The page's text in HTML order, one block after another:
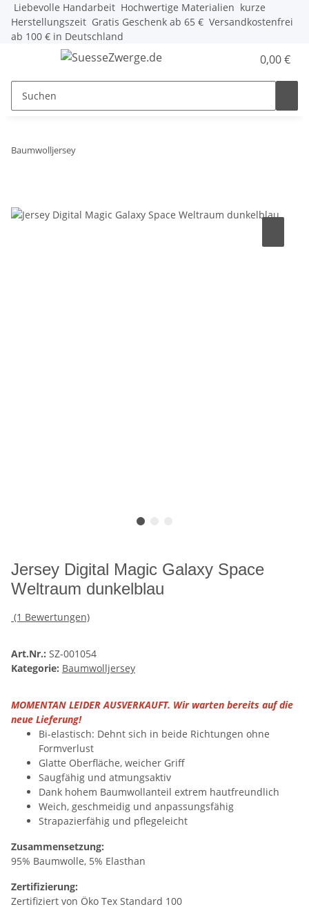
Liebevolle Handarbeit Hochwertige Materialien kurze
Herstellungszeit Gratis Geschenk ab 65 € Versandkostenfrei
ab 100 € in Deutschland
0,00 €
Baumwolljersey
Jersey Digital Magic Galaxy Space
Weltraum dunkelblau
(1 Bewertungen)
Art.Nr.: SZ-001054
Kategorie: Baumwolljersey
MOMENTAN LEIDER AUSVERKAUFT. Wir warten bereits auf die
neue Lieferung!
Bi-elastisch: Dehnt sich in beide Richtungen ohne
Formverlust
Glatte Oberfläche, weicher Griff
Saugfähig und atmungsaktiv
Dank hohem Baumwollanteil extrem hautfreundlich
Weich, geschmeidig und anpassungsfähig
Strapazierfähig und pflegeleicht
Zusammensetzung:
95% Baumwolle, 5% Elasthan
Zertifizierung:
Zertifiziert von Öko Tex Standard 100